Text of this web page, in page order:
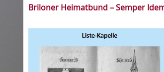
Briloner Heimatbund – Semper